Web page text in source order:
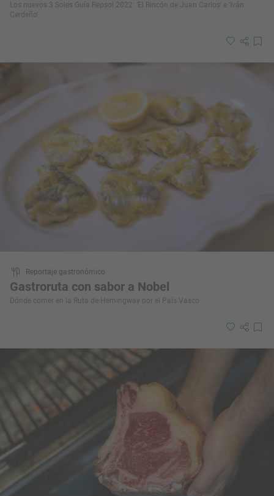
Los nuevos 3 Soles Guía Repsol 2022: 'El Rincón de Juan Carlos' e 'Iván
Cerdeño'
Reportaje gastronómico
Gastroruta con sabor a Nobel
Dónde comer en la Ruta de Hemingway por el País Vasco